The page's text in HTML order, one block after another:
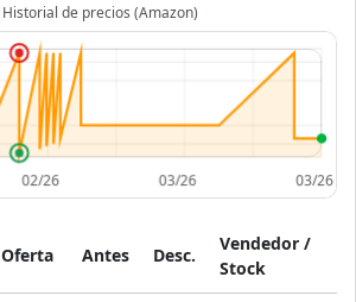
Historial de precios (Amazon)
Oferta Antes Desc.
Vendedor /
Stock